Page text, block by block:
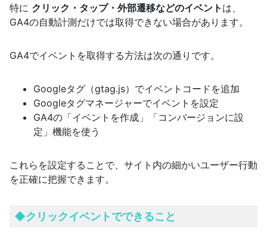
特に クリック・タップ・外部遷移などのイベント は、
GA4の自動計測だけでは取得できない場合があります。
GA4でイベントを取得する方法は次の通りです。
Googleタグ（gtag.js）でイベントコードを追加
Googleタグマネージャーでイベントを設定
GA4の「イベントを作成」「コンバージョンに設
定」機能を使う
これらを設定することで、サイト内の細かいユーザー行動
を正確に把握できます。
◆クリックイベントでできること